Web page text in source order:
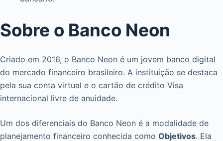
Sobre o Banco Neon
Criado em 2016, o Banco Neon é um jovem banco digital
do mercado financeiro brasileiro. A instituição se destaca
pela sua conta virtual e o cartão de crédito Visa
internacional livre de anuidade.
Um dos diferenciais do Banco Neon é a modalidade de
planejamento financeiro conhecida como Objetivos. Ela